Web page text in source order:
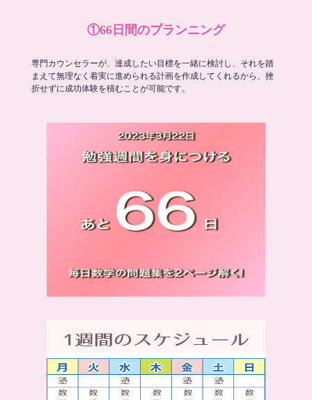
①66日間のプランニング
専門カウンセラーが、達成したい目標を一緒に検討し、それを踏
まえて無理なく着実に進められる計画を作成してくれるから、挫
折せずに成功体験を積むことが可能です。